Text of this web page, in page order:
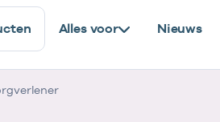
Alles voor Nieuws